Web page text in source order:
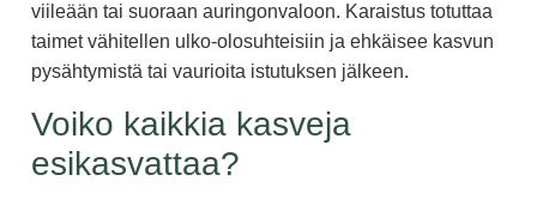
viileään tai suoraan auringonvaloon. Karaistus totuttaa
taimet vähitellen ulko-olosuhteisiin ja ehkäisee kasvun
pysähtymistä tai vaurioita istutuksen jälkeen.
Voiko kaikkia kasveja
esikasvattaa?